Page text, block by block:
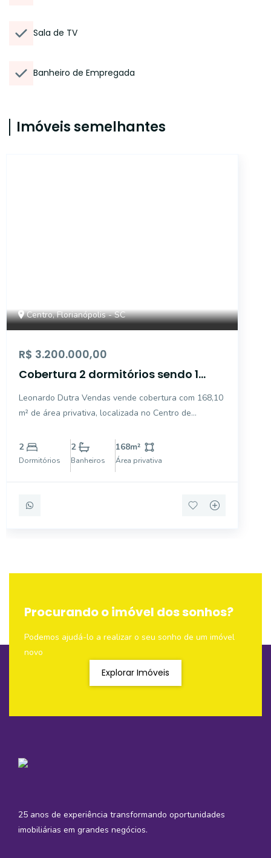
Sala de TV
Banheiro de Empregada
Imóveis semelhantes
Centro, Florianópolis - SC
R$ 3.200.000,00
Cobertura 2 dormitórios sendo 1
Leonardo Dutra Vendas vende cobertura com 168,10
m² de área privativa, localizada no Centro de
privacidade e uma vista privilegiada, oferecendo
ambientes amplos, excelente iluminação natural e
uma planta funcion
2
Dormitórios
2
Banheiros
168m²
Área privativa
Procurando o imóvel dos sonhos?
Podemos ajudá-lo a realizar o seu sonho de um imóvel
novo
Explorar Imóveis
25 anos de experiência transformando oportunidades
imobiliárias em grandes negócios.